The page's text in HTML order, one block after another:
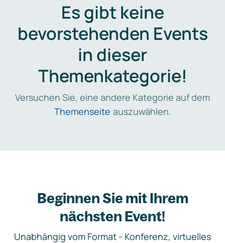
Es gibt keine
bevorstehenden Events
in dieser
Themenkategorie!
Versuchen Sie, eine andere Kategorie auf dem
Themenseite auszuwählen.
Beginnen Sie mit Ihrem
nächsten Event!
Unabhängig vom Format - Konferenz, virtuelles